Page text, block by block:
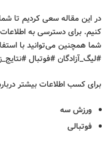
در این مقاله سعی کردیم تا
کنیم. برای دسترسی به
شما همچنین می‌توانید با
#لیگ_آزادگان #فوتبال
برای کسب اطلاعات بیشتر
ورزش سه
فوتبالی